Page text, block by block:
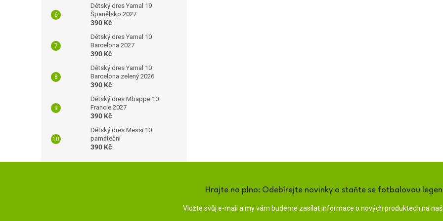
Dětský dres Yamal 19
Španělsko 2027
390 Kč
Dětský dres Yamal 10
Barcelona 2027
390 Kč
Dětský dres Yamal 10
Barcelona zelený 2026
390 Kč
Dětský dres Mbappe 10
Francie 2027
390 Kč
Dětský dres Messi 10
památeční
390 Kč
Hrajte na plno: Odebírejte novinky a staňte se fotbalovou
Vložte svůj e-mail a my vám budeme zasílat informace o nových produktech na